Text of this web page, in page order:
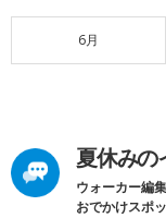
6月
夏休みの
ウォーカー編
おでかけスポ